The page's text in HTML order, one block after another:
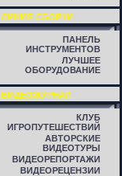
ЛИНИЯ СБОРКИ
ПАНЕЛЬ
ИНСТРУМЕНТОВ
ЛУЧШЕЕ
ОБОРУДОВАНИЕ
ВИДЕОЖУРНАЛ
КЛУБ
ИГРОПУТЕШЕСТВИЙ
АВТОРСКИЕ
ВИДЕОТУРЫ
ВИДЕОРЕПОРТАЖИ
ВИДЕОРЕЦЕНЗИИ